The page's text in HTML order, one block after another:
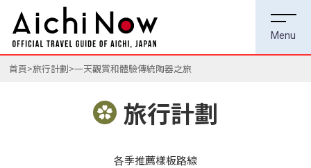
首頁 旅行計劃 一天觀賞和體驗傳統陶器之旅
旅行計劃
各季推薦樣板路線